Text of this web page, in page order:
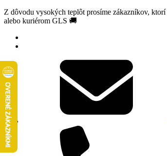
Z dôvodu vysokých teplôt prosíme zákazníkov,
alebo kuriérom GLS 🚚